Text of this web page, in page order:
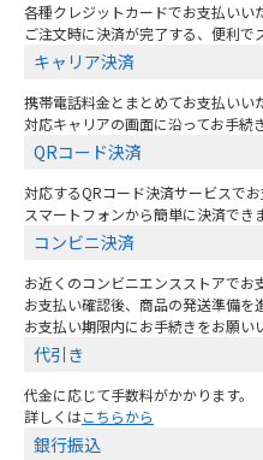
各種クレジットカードでお支払いい
ご注文時に決済が完了する、便利で
キャリア決済
携帯電話料金とまとめてお支払いい
対応キャリアの画面に沿ってお手続
QRコード決済
対応するQRコード決済サービスでお
スマートフォンから簡単に決済でき
コンビニ決済
お近くのコンビニエンスストアでお
お支払い確認後、商品の発送準備を
お支払い期限内にお手続きをお願い
代引き
代金に応じて手数料がかかります。
詳しくはこちらから
銀行振込